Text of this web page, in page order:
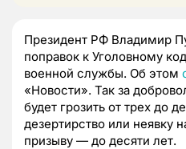
Президент РФ Владимир
поправок к Уголовному
военной службы. Об этом
«Новости». Так за
будет грозить от трех до
дезертирство или неявку
призыву — до десяти лет.